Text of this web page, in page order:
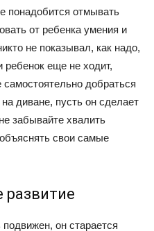
понадобится отмывать
от ребенка умения и
не показывал, как надо,
еще не ходит,
самостоятельно добраться
диване, пусть он сделает
забывайте хвалить
свои самые
развитие
он старается